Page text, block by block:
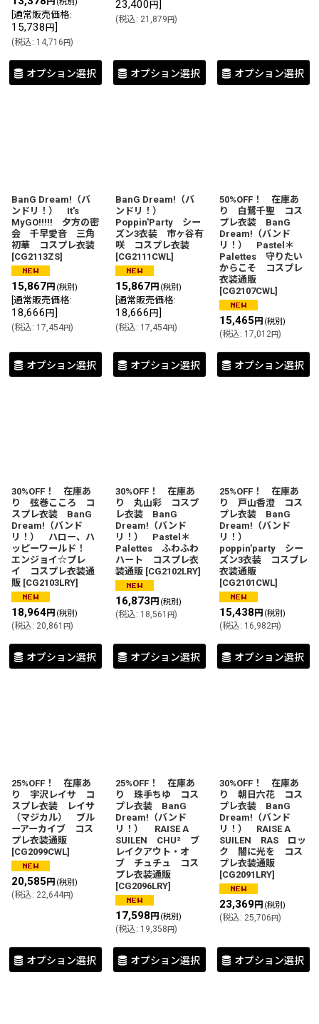
(税別)
通常販売価格:
15,738 円]
(税込: 14,716 円)
オプション選択
23,400 円]
(税込: 21,879 円)
オプション選択 オプション選択
BanG Dream!（バ
ンドリ！） It's
MyGO!!!!! 夕方の密
会 千早愛音 三角
初華 コスプレ衣装
[CG2113ZS]
15,867円 (税別)
通常販売価格:
18,666 円]
(税込: 17,454円)
オプション選択
BanG Dream!（バ
ンドリ！）
Poppin'Party シー
ズン3衣装 市ヶ谷有
咲 コスプレ衣装
[CG2111CWL]
15,867円 (税別)
通常販売価格:
18,666 円]
(税込: 17,454円)
オプション選択
50%OFF！ 在庫あ
り 白鷺千聖 コス
プレ衣装 BanG
Dream!（バンド
リ！） Pastel＊
Palettes 守りたい
からこそ コスプレ
衣装通販
[CG2107CWL]
15,465 円 (税別)
(税込: 17,012円)
オプション選択
30%OFF！ 在庫あ
り 弦巻こころ コ
スプレ衣装 BanG
Dream!（バンド
リ！） ハロー、ハ
ッピーワールド！
エンジョイ☆プレ
イ コスプレ衣装通
販 [CG2103LRY]
18,964円 (税別)
(税込: 20,861 円)
オプション選択
30%OFF！ 在庫あ
り 丸山彩 コスプ
レ衣装 BanG
Dream!（バンド
リ！） Pastel＊
Palettes ふわふわ
ハート コスプレ衣
装通販 [CG2102LRY]
16,873 円 (税別)
(税込: 18,561 円)
オプション選択
25%OFF！ 在庫あ
り 戸山香澄 コス
プレ衣装 BanG
Dream!（バンド
リ！）
poppin'party シー
ズン3衣装 コスプレ
衣装通販
[CG2101CWL]
15,438 円 (税別)
(税込: 16,982円)
オプション選択
25%OFF！ 在庫あ
り 宇沢レイサ コ
スプレ衣装 レイサ
（マジカル） ブル
ーアーカイブ コス
プレ衣装通販
[CG2099CWL]
20,585 円 (税別)
(税込: 22,644円)
オプション選択
25%OFF！ 在庫あ
り 珠手ちゆ コス
プレ衣装 BanG
Dream!（バンド
リ！） RAISE A
SUILEN CHU² ブ
レイクアウト・オ
ブ チュチュ コス
プレ衣装通販
[CG2096LRY]
17,598 円 (税別)
(税込: 19,358 円)
オプション選択
30%OFF！ 在庫あ
り 朝日六花 コス
プレ衣装 BanG
Dream!（バンド
リ！） RAISE A
SUILEN RAS ロッ
ク 闇に光を コス
プレ衣装通販
[CG2091LRY]
23,369円 (税別)
(税込: 25,706 円)
オプション選択